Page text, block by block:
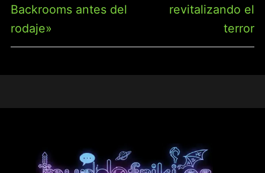
Backrooms antes del
rodaje»
revitalizando el
terror